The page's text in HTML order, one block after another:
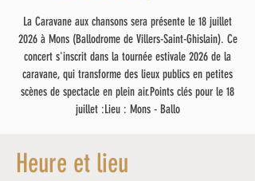
La Caravane aux chansons sera présente le 18 juillet
2026 à Mons (Ballodrome de Villers-Saint-Ghislain). Ce
concert s'inscrit dans la tournée estivale 2026 de la
caravane, qui transforme des lieux publics en petites
scènes de spectacle en plein air.Points clés pour le 18
juillet :Lieu : Mons - Ballo
Heure et lieu